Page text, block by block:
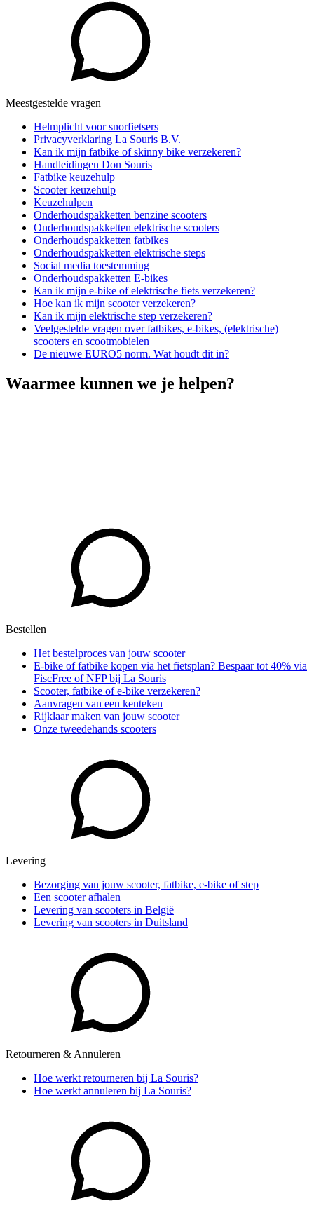
Meestgestelde vragen
Helmplicht voor snorfietsers
Privacyverklaring La Souris B.V.
Kan ik mijn fatbike of skinny bike verzekeren?
Handleidingen Don Souris
Fatbike keuzehulp
Scooter keuzehulp
Keuzehulpen
Onderhoudspakketten benzine scooters
Onderhoudspakketten elektrische scooters
Onderhoudspakketten fatbikes
Onderhoudspakketten elektrische steps
Social media toestemming
Onderhoudspakketten E-bikes
Kan ik mijn e-bike of elektrische fiets verzekeren?
Hoe kan ik mijn scooter verzekeren?
Kan ik mijn elektrische step verzekeren?
Veelgestelde vragen over fatbikes, e-bikes, (elektrische)
scooters en scootmobielen
De nieuwe EURO5 norm. Wat houdt dit in?
Waarmee kunnen we je helpen?
Bestellen
Het bestelproces van jouw scooter
E-bike of fatbike kopen via het fietsplan? Bespaar tot 40% via
FiscFree of NFP bij La Souris
Scooter, fatbike of e-bike verzekeren?
Aanvragen van een kenteken
Rijklaar maken van jouw scooter
Onze tweedehands scooters
Levering
Bezorging van jouw scooter, fatbike, e-bike of step
Een scooter afhalen
Levering van scooters in België
Levering van scooters in Duitsland
Retourneren & Annuleren
Hoe werkt retourneren bij La Souris?
Hoe werkt annuleren bij La Souris?